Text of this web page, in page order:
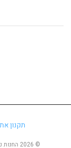
תקנון
© 2026 החנות נבנה על ידי